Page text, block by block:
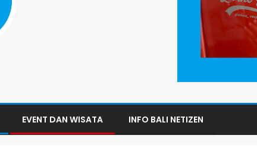
EVENT DAN WISATA INFO BALI NETIZEN